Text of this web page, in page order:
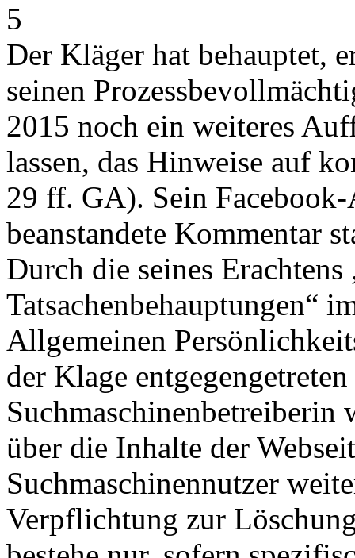
5
Der Kläger hat behauptet,
seinen
2015 noch ein weiteres
lassen, das Hinweise auf
29 ff. GA). Sein
beanstandete Kommentar
Durch die seines Erachtens
Tatsachenbehauptungen“
Allgemeinen
der Klage
über die Inhalte der
Suchmaschinennutzer
Verpflichtung zur